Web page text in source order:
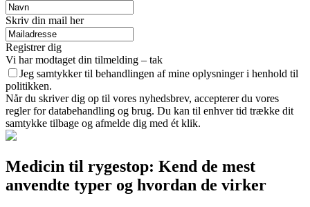
Skriv din mail her
Registrer dig
Vi har modtaget din tilmelding – tak
Jeg samtykker til behandlingen af mine oplysninger i henhold til
politikken.
Når du skriver dig op til vores nyhedsbrev, accepterer du vores
regler for databehandling og brug. Du kan til enhver tid trække dit
samtykke tilbage og afmelde dig med ét klik.
Medicin til rygestop: Kend de mest
anvendte typer og hvordan de virker